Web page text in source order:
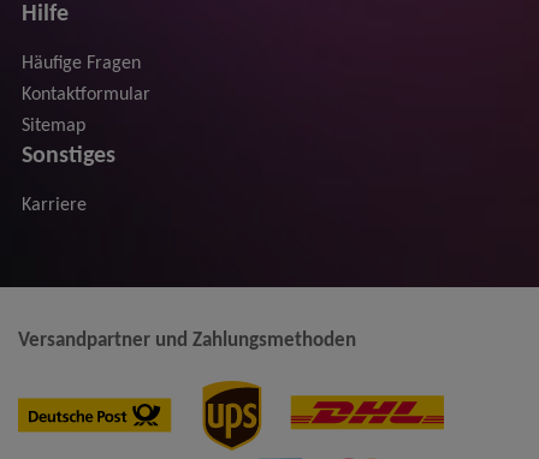
Hilfe
Häufige Fragen
Kontaktformular
Sitemap
Sonstiges
Karriere
Versandpartner und Zahlungsmethoden